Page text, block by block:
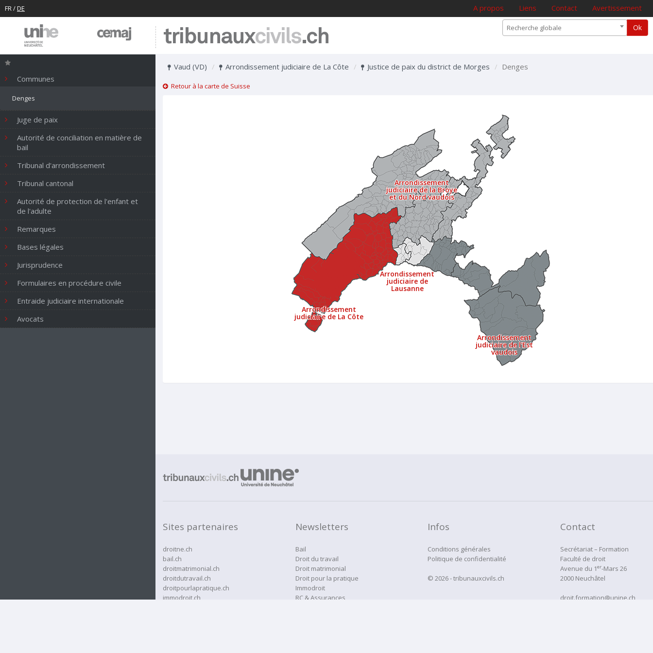
FR/DE A propos Liens Contact Avertissement
tribunauxcivils.ch Recherche globale Ok
Communes
Denges
Juge de paix
Autorité de conciliation en matière de
bail
Tribunal d'arrondissement
Tribunal cantonal
Autorité de protection de l'enfant et
de l'adulte
Remarques
Bases légales
Jurisprudence
Formulaires en procédure civile
Entraide judiciaire internationale
Avocats
Vaud (VD) Arrondissement judiciaire de La Côte Justice de paix du district de Morges Denges
Retour à la carte de Suisse
Arrondissement
judiciaire de l'Est
vaudois
Arrondissement
judiciaire de la Broye
et du Nord vaudois
Arrondissement
judiciaire de
Lausanne
Arrondissement
judiciaire de La Côte
Sites partenaires
droitne.ch
bail.ch
droitmatrimonial.ch
droitdutravail.ch
droitpourlapratique.ch
immodroit.ch
Newsletters
Bail
Droit du travail
Droit matrimonial
Droit pour la pratique
Immodroit
RC & Assurances
Infos
Conditions générales
Politique de confidentialité
© 2026 - tribunauxcivils.ch
Contact
Secrétariat – Formation
Faculté de droit
Avenue du 1er-Mars 26
2000 Neuchâtel
droit.formation@unine.ch